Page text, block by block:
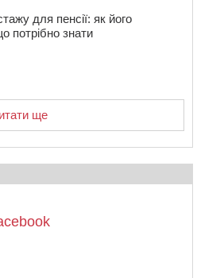
для пенсії: як його
потрібно знати
ще